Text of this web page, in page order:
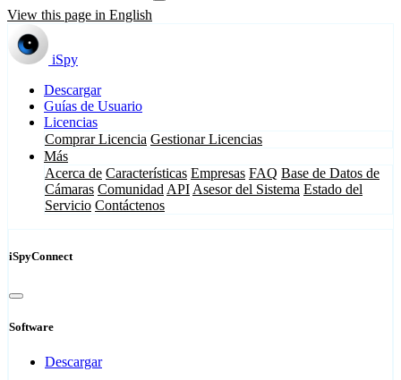
View this page in English
iSpy
Descargar
Guías de Usuario
Licencias
Comprar Licencia Gestionar Licencias
Más
Acerca de Características Empresas FAQ Base de Datos de
Cámaras Comunidad API Asesor del Sistema Estado del
Servicio Contáctenos
iSpyConnect
Software
Descargar